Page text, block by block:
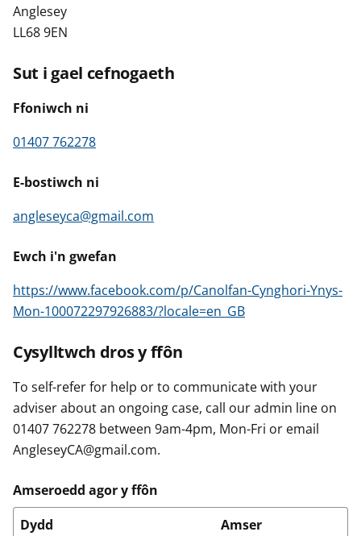
Anglesey
LL68 9EN
Sut i gael cefnogaeth
Ffoniwch ni
01407 762278
E-bostiwch ni
angleseyca@gmail.com
Ewch i'n gwefan
https://www.facebook.com/p/Canolfan-Cynghori-Ynys-
Mon-100072297926883/?locale=en_GB
Cysylltwch dros y ffôn
To self-refer for help or to communicate with your
adviser about an ongoing case, call our admin line on
01407 762278 between 9am-4pm, Mon-Fri or email
AngleseyCA@gmail.com.
Amseroedd agor y ffôn
Dydd
Amser